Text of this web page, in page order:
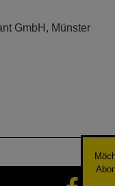
GmbH, Münster